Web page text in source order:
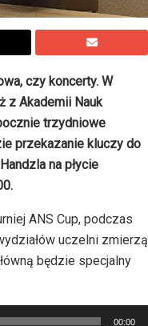
czy koncerty. W
z Akademii Nauk
trzydniowe
przekazanie kluczy do
na płycie
ANS Cup, podczas
uczelni zmierzą
będzie specjalny
00:00